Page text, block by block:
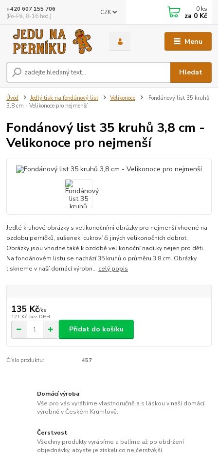
Menu
CZK
Hledat
+420 607 155 706
(Po-Pá, 8-16 hod.)
0 ks
za 0 Kč
Úvod Jedlý tisk na fondánový list Velikonoce
Fondánový list 35 kruhů
3,8 cm - Velikonoce pro nejmenší
Fondánový list 35 kruhů 3,8 cm -
Velikonoce pro nejmenší
Jedlé kruhové obrázky s velikonočními obrázky pro nejmenší vhodné na
ozdobu perníčků, sušenek, cukroví či jiných velikonočních dobrot.
Obrázky jsou vhodné také k ozdobě velikonoční nadílky nejen pro děti.
Na fondánovém listu se nachází 35 kruhů o průměru 3,8 cm. Obrázky
tiskneme v naší domácí výrobn... celý popis
135 Kč/ks
121 Kč bez DPH
Přidat do košíku
Číslo produktu: 457
Domácí výroba
Vše pro vás vyrábíme vlastnoručně a s láskou v naší domácí
výrobně v Českém Krumlově.
Čerstvost
Všechny produkty vyrábíme a balíme až po obdržení
objednávky, abyste je získali co nejčerstvější.